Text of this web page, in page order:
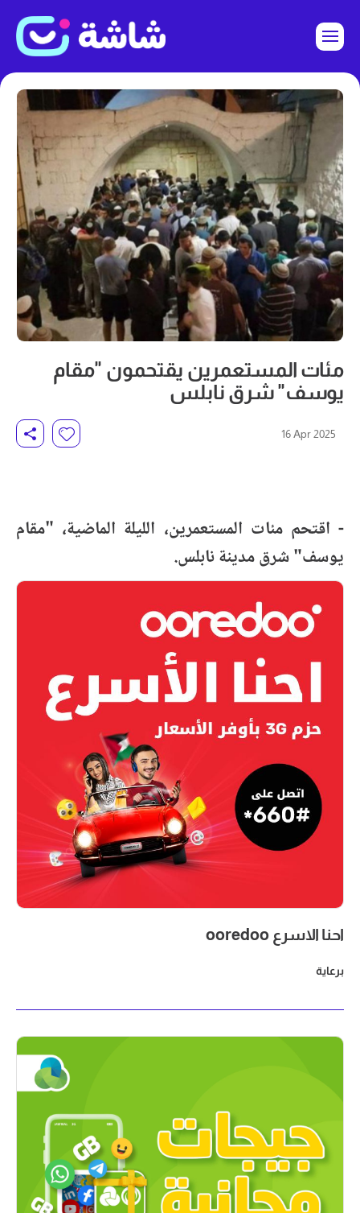
مئات المستعمرين يقتحمون "مقام
يوسف" شرق نابلس
16 Apr 2025
- اقتحم مئات المستعمرين، الليلة الماضية، "مقام
يوسف" شرق مدينة نابلس.
احنا الاسرع ooredoo
برعاية